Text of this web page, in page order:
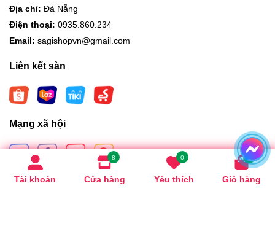
Tài khoản
8
Cửa hàng
0
Yêu thích
0
Giỏ hàng
Địa chỉ: Đà Nẵng
Điện thoại: 0935.860.234
Email: sagishopvn@gmail.com
Liên kết sàn
Mạng xã hội
Hình thức thanh toán